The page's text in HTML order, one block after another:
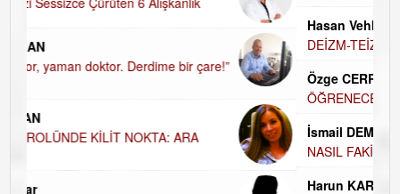
HALKIN PARTİSİNDE YENİ YÖNETİM BELİRLENDİ…
DEİZM-TEİZM-ATEİZM-PANTEİZM’E BAKIŞ